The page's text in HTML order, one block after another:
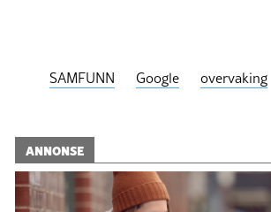
SAMFUNN Google overvaking
ANNONSE